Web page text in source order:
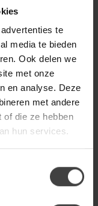
te
media te bieden
Ook delen we
met onze
en analyse. Deze
met andere
of die ze hebben
hun services.
in de smaak zal
te verrassen
collectie maakt
Woon Winkelen
woonaccessoires,
Zo geef je niet
en dát maakt